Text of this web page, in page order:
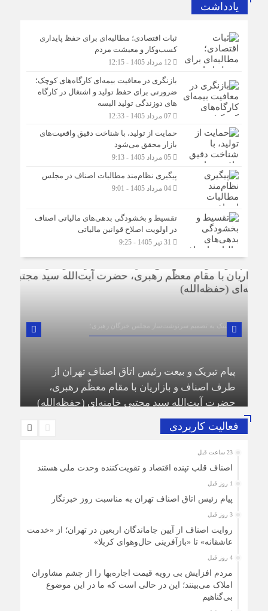
یادداشت
ثبات اقتصادی؛ مطالبه‌ای برای حفظ پایداری
کسب‌وکار و معیشت مردم
12 مرداد 1405 - 12:15
بازنگری در معافیت بیمه‌ای کارگاه‌های کوچک؛
ضرورتی برای حفظ تولید و اشتغال در کارگاه
های دوزندگی تولید البسه
07 مرداد 1405 - 12:33
حمایت از تولید، با شناخت دقیق واقعیت‌های
بازار محقق می‌شود
05 مرداد 1405 - 9:13
پیگیری نظام‌مند مطالبات اصناف در مجلس
04 مرداد 1405 - 9:01
تقسیط و بخشودگی بدهی‌های مالیاتی اصناف
در اولویت اصلاح قوانین مالیاتی
در لبیک به تصمیم سرنوشت‌ساز مجلس خبرگان رهبری؛
طرف اصناف و بازاریان با مقام معظّم رهبری،
حضرت آیت‌الله سید مجتبی خامنه‌ای (حفظه‌الله)
فعالیت کاربردی
23 ساعت قبل
اصناف قلب تپنده اقتصاد و تقویت‌کننده وحدت ملی هستند
1 روز قبل
پیام رئیس اتاق اصناف تهران به مناسبت روز خبرنگار
3 روز قبل
روایت اصناف از آیین جاماندگان اربعین در تهران؛ از «خدمت
عاشقانه» تا «بازآفرینی حال‌وهوای کربلا»
4 روز قبل
مردم افزایش بی رویه قیمت اجاره‌بها را از چشم مشاوران
املاک می‌بینند؛ این در حالی است که ما در این موضوع
بی‌گناهیم